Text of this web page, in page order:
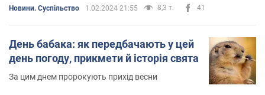
Новини. Суспільство 1.02.2024 21:55 8,3 т. 41
День бабака: як передбачають у цей
день погоду, прикмети й історія свята
За цим днем пророкують прихід весни